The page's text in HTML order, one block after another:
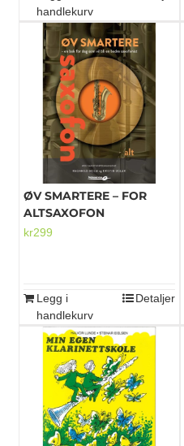
handlekurv
ØV SMARTERE – FOR
ALTSAXOFON
kr299
Legg i
handlekurv
Detaljer